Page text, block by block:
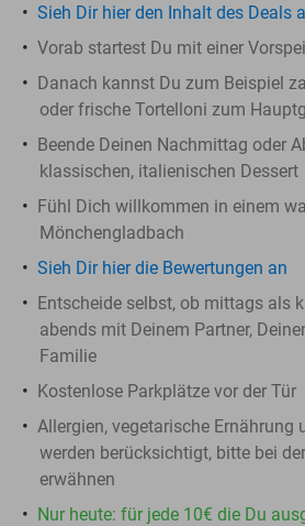
Sieh Dir hier den Inhalt des Deals
Vorab startest Du mit einer
Danach kannst Du zum Beispiel
oder frische Tortelloni zum
Beende Deinen Nachmittag oder
klassischen, italienischen Dessert
Fühl Dich willkommen in einem
Mönchengladbach
Sieh Dir hier die Bewertungen an
Entscheide selbst, ob mittags als
abends mit Deinem Partner,
Familie
Kostenlose Parkplätze vor der Tür
Allergien, vegetarische Ernährung
werden berücksichtigt, bitte bei
erwähnen
Nur heute: für jede 10€ die Du